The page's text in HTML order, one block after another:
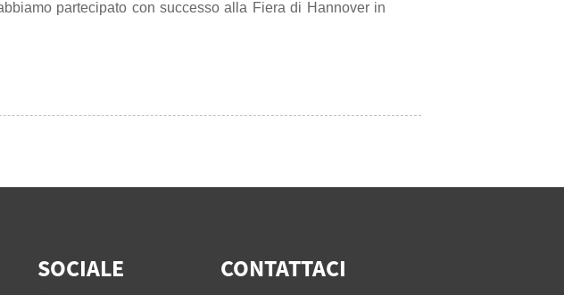
partecipato con successo alla Fiera di Hannover in
SOCIALE CONTATTACI